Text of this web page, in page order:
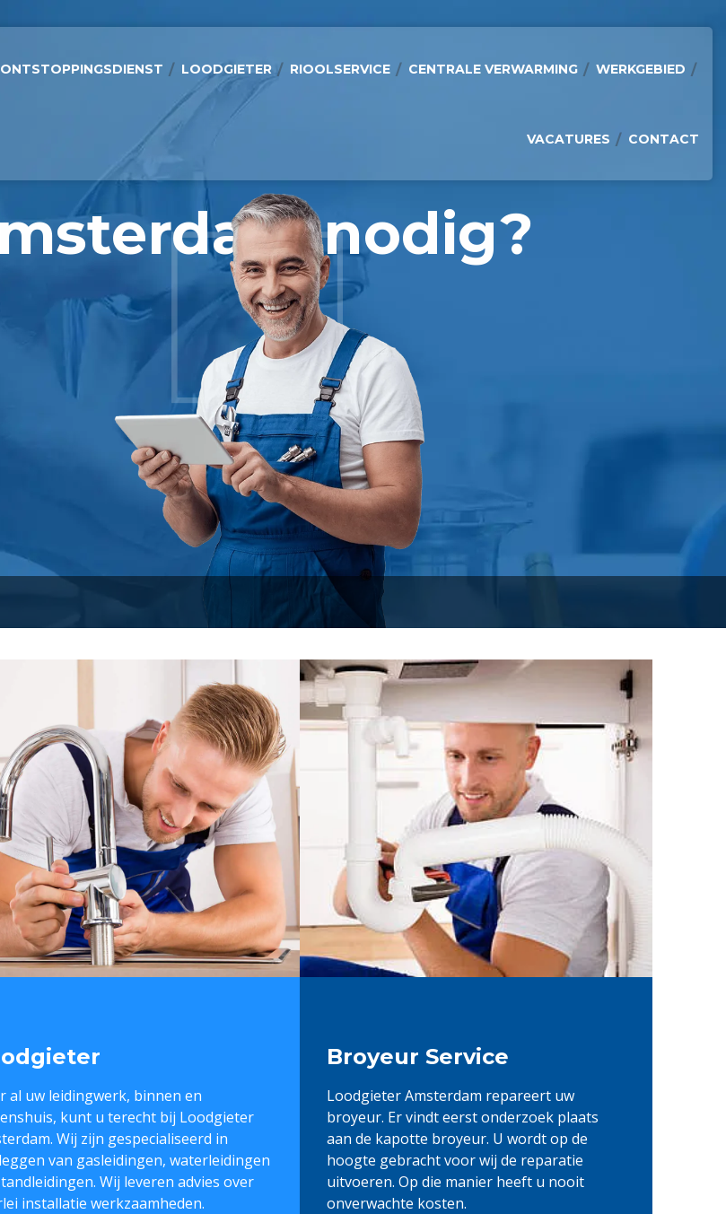
ONTSTOPPINGSDIENST LOODGIETER RIOOLSERVICE CENTRALE VERWARMING WERKGEBIED
VACATURES CONTACT
nodig?
al uw leidingwerk, binnen en
kunt u terecht bij Loodgieter
Wij zijn gespecialiseerd in
van gasleidingen, waterleidingen
Wij leveren advies over
installatie werkzaamheden.
Broyeur Service
Loodgieter Amsterdam repareert uw
broyeur. Er vindt eerst onderzoek plaats
aan de kapotte broyeur. U wordt op de
hoogte gebracht voor wij de reparatie
uitvoeren. Op die manier heeft u nooit
onverwachte kosten.